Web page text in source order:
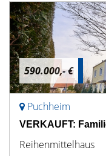
590.000,- €
Puchheim
VERKAUFT:
Reihenmittelhaus